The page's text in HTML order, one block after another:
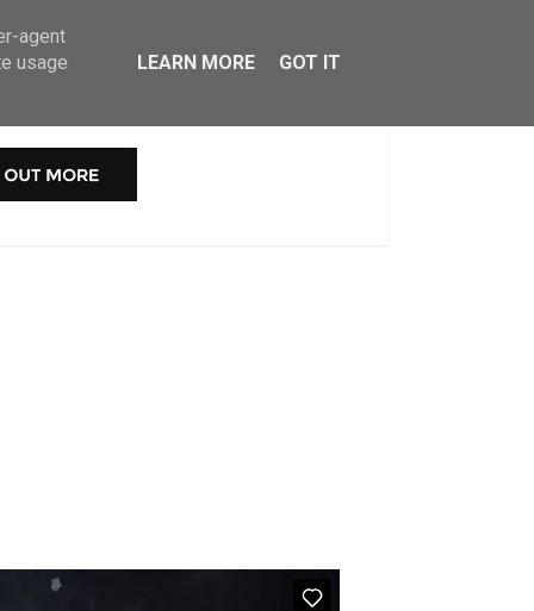
MOVIE
agent
usage
LEARN MORE GOT IT